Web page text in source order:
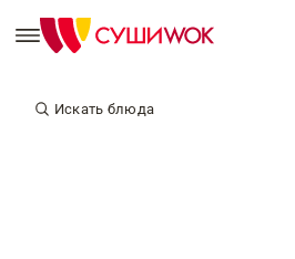
Искать блюда